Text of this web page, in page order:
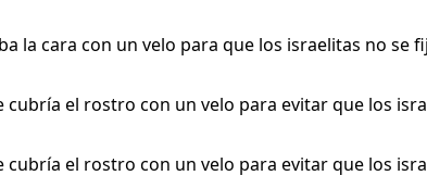
la cara con un velo para que los israelitas no se
cubría el rostro con un velo para evitar que los
cubría el rostro con un velo para evitar que los